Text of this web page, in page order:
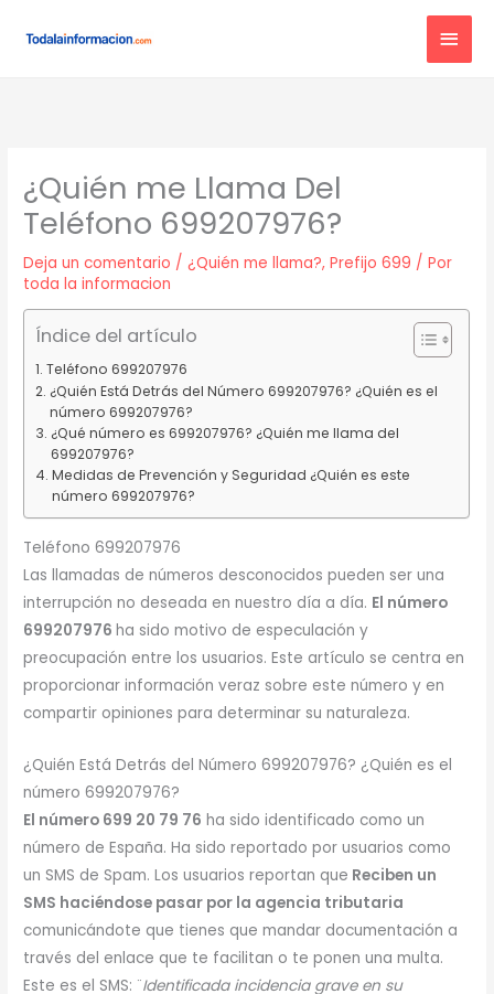
¿Quién me Llama Del
Teléfono 699207976?
Deja un comentario /¿Quién me llama?,Prefijo 699 / Por
toda la informacion
Índice del artículo
Teléfono 699207976
¿Quién Está Detrás del Número 699207976? ¿Quién es el
número 699207976?
¿Qué número es 699207976? ¿Quién me llama del
699207976?
Medidas de Prevención y Seguridad ¿Quién es este
número 699207976?
Teléfono 699207976
Las llamadas de números desconocidos pueden ser una
interrupción no deseada en nuestro día a día. El número
699207976ha sido motivo de especulación y
preocupación entre los usuarios. Este artículo se centra en
proporcionar información veraz sobre este número y en
compartir opiniones para determinar su naturaleza.
¿Quién Está Detrás del Número 699207976? ¿Quién es el
número 699207976?
El número 699 20 79 76 ha sido identificado como un
número de España. Ha sido reportado por usuarios como
un SMS de Spam. Los usuarios reportan que Reciben un
SMS haciéndose pasar por la agencia tributaria
comunicándote que tienes que mandar documentación a
través del enlace que te facilitan o te ponen una multa.
Este es el SMS: ¨Identificada incidencia grave en su